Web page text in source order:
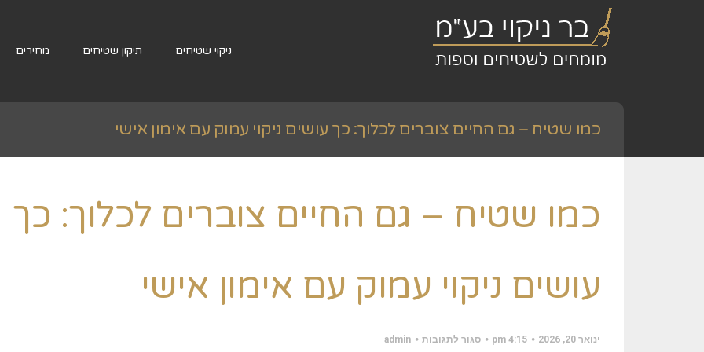
ניקוי שטיחים תיקון שטיחים מחירים
כמו שטיח – גם החיים צוברים לכלוך: כך עושים ניקוי עמוק עם אימון אישי
כמו שטיח
כמו שטיח – גם החיים צוברים לכלוך: כך
עושים ניקוי עמוק עם אימון אישי
ינואר 20, 2026 4:15 pm סגור לתגובות על admin